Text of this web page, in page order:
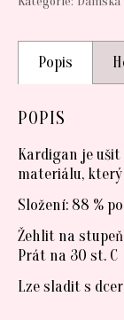
Popis
POPIS
Kardigan je
materiálu,
Složení: 88 %
Žehlit na stupeň
Prát na 30 st. C
Lze sladit s